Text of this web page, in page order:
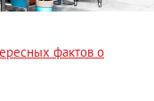
фактов о